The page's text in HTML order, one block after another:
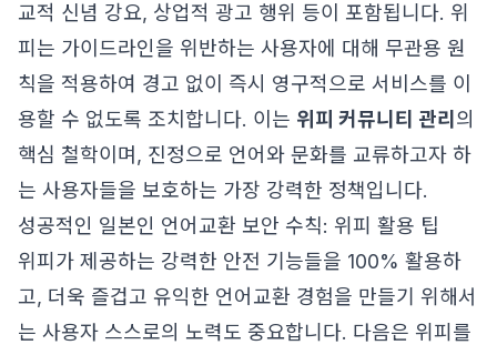
교적 신념 강요, 상업적 광고 행위 등이 포함됩니다. 위
피는 가이드라인을 위반하는 사용자에 대해 무관용 원
칙을 적용하여 경고 없이 즉시 영구적으로 서비스를 이
용할 수 없도록 조치합니다. 이는 위피 커뮤니티 관리 의
핵심 철학이며, 진정으로 언어와 문화를 교류하고자 하
는 사용자들을 보호하는 가장 강력한 정책입니다.
성공적인 일본인 언어교환 보안 수칙: 위피 활용 팁
위피가 제공하는 강력한 안전 기능들을 100% 활용하
고, 더욱 즐겁고 유익한 언어교환 경험을 만들기 위해서
는 사용자 스스로의 노력도 중요합니다. 다음은 위피를